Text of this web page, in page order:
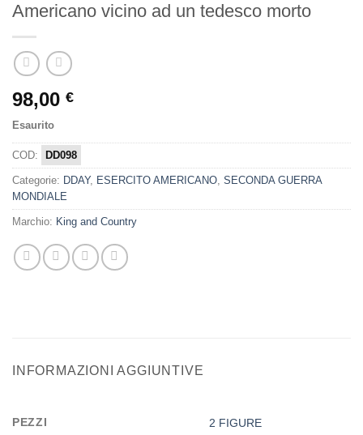
Americano vicino ad un tedesco morto
98,00 €
Esaurito
COD: DD098
Categorie: DDAY, ESERCITO AMERICANO SECONDA GUERRA
MONDIALE
Marchio: King and Country
INFORMAZIONI AGGIUNTIVE
PEZZI 2 FIGURE